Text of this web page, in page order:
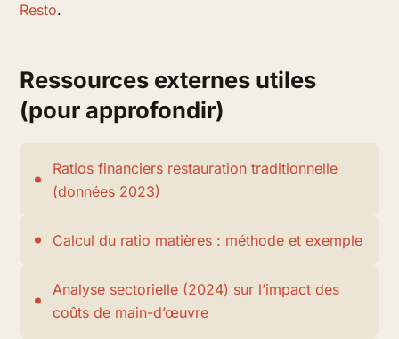
Resto.
Ressources externes utiles
(pour approfondir)
Ratios financiers restauration traditionnelle
(données 2023)
Calcul du ratio matières : méthode et exemple
Analyse sectorielle (2024) sur l’impact des
coûts de main-d’œuvre